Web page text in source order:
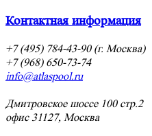
Контактная информация
+7 (495) 784-43-90 (г. Москва)
+7 (968) 650-73-74
info@atlaspool.ru
Дмитровское шоссе 100 стр.2
офис 31127, Москва